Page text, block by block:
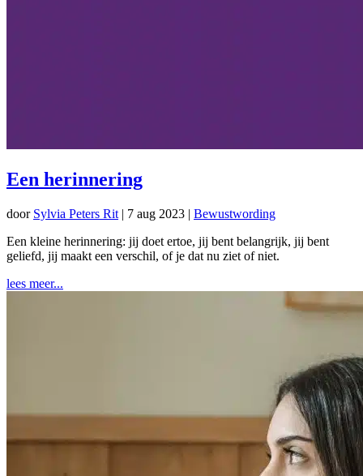
Een herinnering
door Sylvia Peters Rit | 7 aug 2023 | Bewustwording
Een kleine herinnering: jij doet ertoe, jij bent belangrijk, jij bent
geliefd, jij maakt een verschil, of je dat nu ziet of niet.
lees meer...